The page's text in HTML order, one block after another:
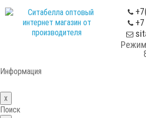
+7
Информация
x
Поиск